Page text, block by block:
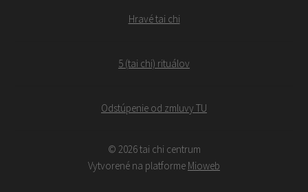
Hravé tai chi
5 (tai chi) rituálov
Odstúpenie od zmluvy TU
© 2026 tai chi centrum
Vytvorené na platforme Mioweb